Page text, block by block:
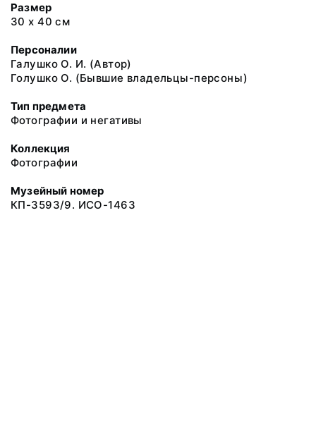
Размер
30 х 40 см
Персоналии
Галушко О. И. (Автор)
Голушко О. (Бывшие владельцы-персоны)
Тип предмета
Фотографии и негативы
Коллекция
Фотографии
Музейный номер
КП-3593/9. ИСО-1463